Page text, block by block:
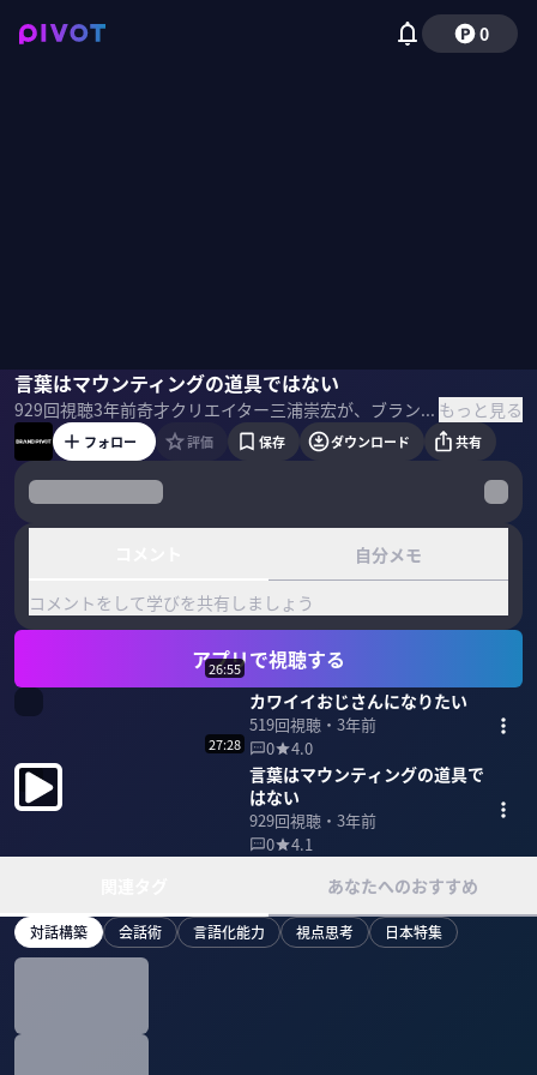
0
言葉はマウンティングの道具ではない
929回視聴3年前 奇才クリエイター三浦崇宏が、ブランディングの悩みに答える番組。 時間は30分一本勝負。三浦が「解」に辿り着くまでのプロセスを全部見せる。 もっと見る
三浦崇宏武田真一
フォロー 評価 保存 ダウンロード 共有
自分メモ
コメントをして学びを共有しましょう
アプリで視聴する
26:55
カワイイおじさんになりたい
519回視聴・ 3年前
0
4.0
27:28
言葉はマウンティングの道具で
はない
929回視聴・ 3年前
0
4.1
あなたへのおすすめ
対話構築 会話術 言語化能力 視点思考 日本特集